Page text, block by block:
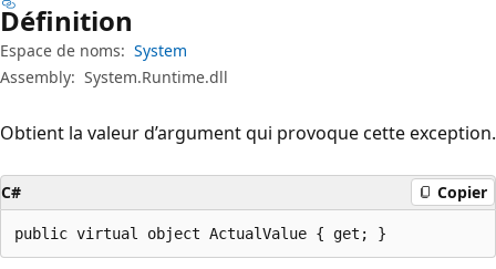
Définition
Espace de noms: System
Assembly: System.Runtime.dll
Obtient la valeur d’argument qui provoque cette exception.
C# Copier
public virtual object ActualValue { get; }